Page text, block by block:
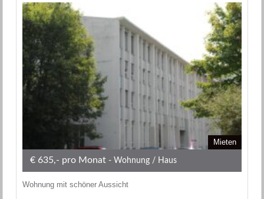
Mieten
€ 635,- pro Monat - Wohnung / Haus
Wohnung mit schöner Aussicht